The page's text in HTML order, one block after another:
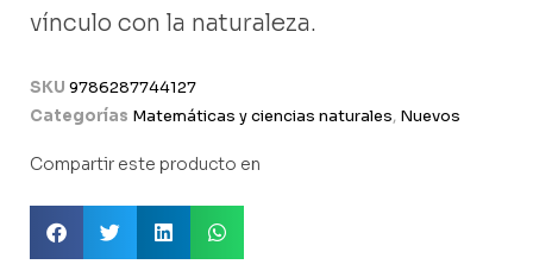
vínculo con la naturaleza.
SKU 9786287744127
Categorías Matemáticas y ciencias naturales, Nuevos
Compartir este producto en